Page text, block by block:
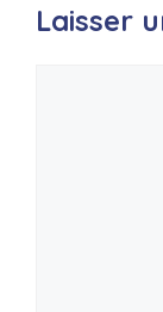
Laisser